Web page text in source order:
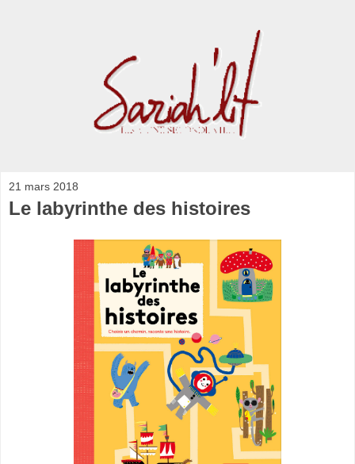
21 mars 2018
Le labyrinthe des histoires